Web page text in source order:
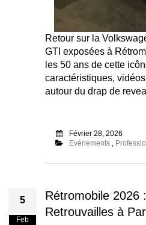
Retour sur la
GTI exposées à
les 50 ans de cette
caractéristiques,
autour du drap de
Février 28, 2026
Evénements,
5
Feb
Rétromobile 2026
Retrouvailles à